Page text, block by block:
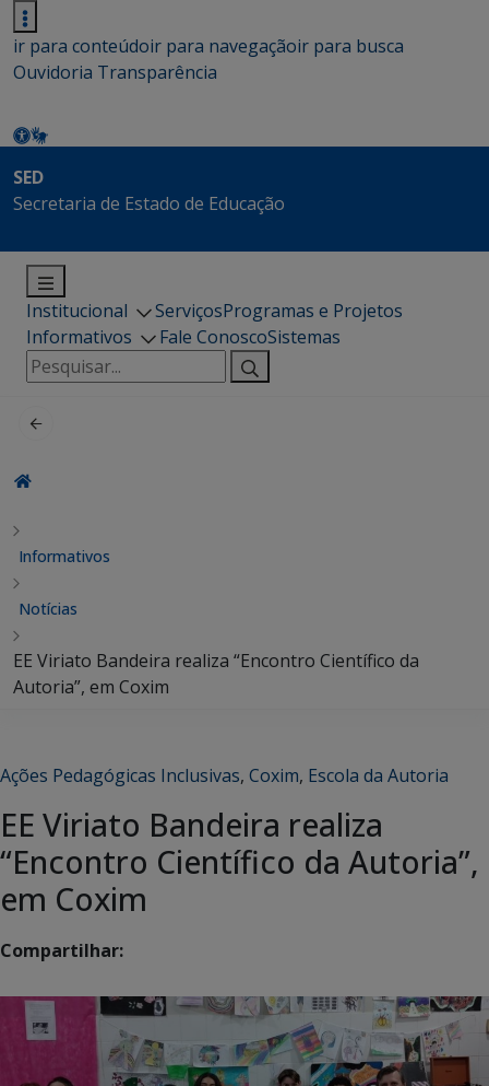
ir para conteúdoir para navegaçãoir para busca
Ouvidoria Transparência
SED
Secretaria de Estado de Educação
Institucional ServiçosProgramas e Projetos
Informativos
Fale ConoscoSistemas
Pesquisar
por:
Informativos
Notícias
EE Viriato Bandeira realiza “Encontro Científico da
Autoria”, em Coxim
Ações Pedagógicas Inclusivas, Coxim, Escola da Autoria
EE Viriato Bandeira realiza
“Encontro Científico da Autoria”,
em Coxim
Compartilhar: